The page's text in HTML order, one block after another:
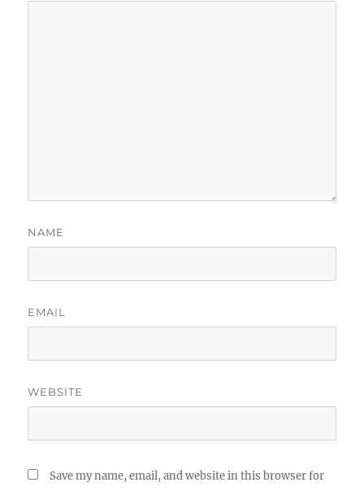
NAME
EMAIL
WEBSITE
Save my name, email, and website in this browser for